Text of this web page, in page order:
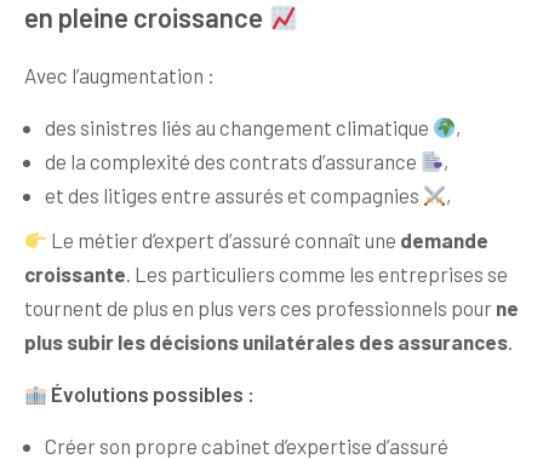
en pleine croissance
Avec l’augmentation :
des sinistres liés au changement climatique
,
de la complexité des contrats d’assurance
,
et des litiges entre assurés et compagnies
,
Le métier d’expert d’assuré connaît une demande
croissante . Les particuliers comme les entreprises se
tournent de plus en plus vers ces professionnels pour ne
plus subir les décisions unilatérales des assurances
Évolutions possibles :
Créer son propre cabinet d’expertise d’assuré